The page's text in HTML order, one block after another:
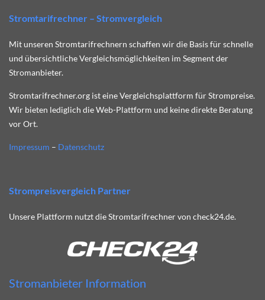
Stromtarifrechner – Stromvergleich
Mit unseren Stromtarifrechnern schaffen wir die Basis für schnelle
und übersichtliche Vergleichsmöglichkeiten im Segment der
Stromanbieter.
Stromtarifrechner.org ist eine Vergleichsplattform für Strompreise.
Wir bieten lediglich die Web-Plattform und keine direkte Beratung
vor Ort.
Impressum – Datenschutz
Strompreisvergleich Partner
Unsere Plattform nutzt die Stromtarifrechner von check24.de.
Stromanbieter Information